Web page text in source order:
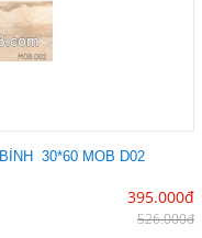
30*60 MOB D02
395.000đ
526.000đ